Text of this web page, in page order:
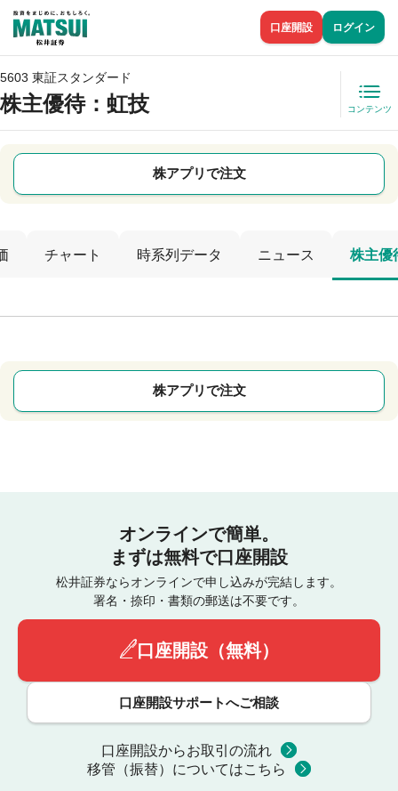
口座開設 ログイン
5603 東証スタンダード
株主優待：虹技 コンテンツ
株アプリで注文
チャート 時系列データ ニュース 株主優
株アプリで注文
オンラインで簡単。
まずは無料で口座開設
松井証券ならオンラインで申し込みが完結します。
署名・捺印・書類の郵送は不要です。
口座開設（無料）
口座開設サポートへご相談
口座開設からお取引の流れ
移管（振替）についてはこちら